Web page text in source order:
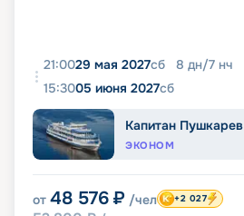
21:0029 мая 2027сб 8 дн/7 нч
15:3005 июня 2027сб
Капитан Пушкарев
ЭКОНОМ
от 48 576 ₽ /чел +2 027